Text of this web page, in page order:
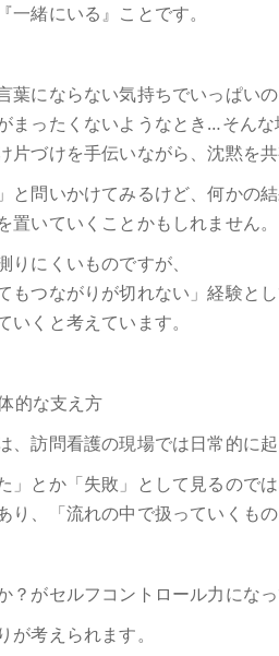
一緒にいる』ことです。
葉にならない気持ちでいっぱい
まったくないようなとき…そん
片づけを手伝いながら、沈黙を共
と問いかけてみるけど、何かの
置いていくことかもしれません。
にくいものですが、
つながりが切れない」経験とし
いくと考えています。
的な支え方
、訪問看護の現場では日常的に
」とか「失敗」として見るのでは
り、「流れの中で扱っていくもの
？がセルフコントロール力になっ
考えられます。